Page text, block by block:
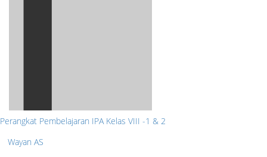
Perangkat Pembelajaran IPA Kelas VIII -1 & 2
Wayan AS